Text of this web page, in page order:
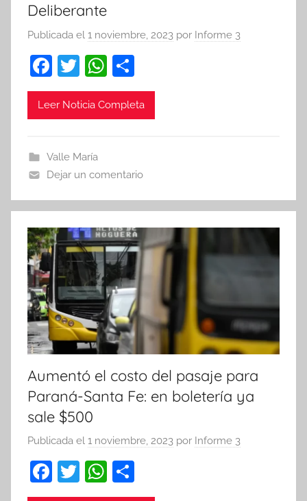
Deliberante
Publicada el 1 noviembre, 2023 por Informe 3
F
a
c
b
o
o
k
T
w
itt
W
h
at
p
p
o
m
tir
Leer Noticia Completa
Valle María
Dejar un comentario
Aumentó el costo del pasaje para
Paraná-Santa Fe: en boletería ya
sale $500
Publicada el 1 noviembre, 2023 por Informe 3
F
a
T
w
W
h o